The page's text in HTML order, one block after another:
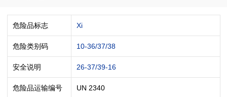
危险品标志 Xi
危险类别码 10-36/37/38
安全说明 26-37/39-16
危险品运输编号 UN 2340